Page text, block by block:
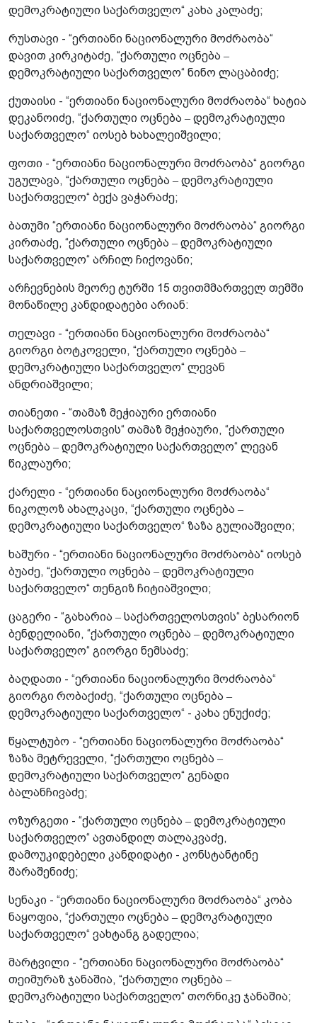
დემოკრატიული საქართველო“ კახა კალაძე;
რუსთავი - “ერთიანი ნაციონალური მოძრაობა“
დავით კირკიტაძე, “ქართული ოცნება ‒
დემოკრატიული საქართველო“ ნინო ლაცაბიძე;
ქუთაისი - “ერთიანი ნაციონალური მოძრაობა“ ხატია
დეკანოიძე, “ქართული ოცნება ‒ დემოკრატიული
საქართველო“ იოსებ ხახალეიშვილი;
ფოთი - “ერთიანი ნაციონალური მოძრაობა“ გიორგი
უგულავა, “ქართული ოცნება ‒ დემოკრატიული
საქართველო“ ბექა ვაჭარაძე;
ბათუმი “ერთიანი ნაციონალური მოძრაობა“ გიორგი
კირთაძე, “ქართული ოცნება ‒ დემოკრატიული
საქართველო“ არჩილ ჩიქოვანი;
არჩევნების მეორე ტურში 15 თვითმმართველ თემში
მონაწილე კანდიდატები არიან:
თელავი - “ერთიანი ნაციონალური მოძრაობა“
გიორგი ბოტკოველი, “ქართული ოცნება ‒
დემოკრატიული საქართველო“ ლევან
ანდრიაშვილი;
თიანეთი - “თამაზ მეჭიაური ერთიანი
საქართველოსთვის“ თამაზ მეჭიაური, “ქართული
ოცნება ‒ დემოკრატიული საქართველო“ ლევან
წიკლაური;
ქარელი - “ერთიანი ნაციონალური მოძრაობა“
ნიკოლოზ ახალკაცი, “ქართული ოცნება ‒
დემოკრატიული საქართველო“ ზაზა გულიაშვილი;
ხაშური - “ერთიანი ნაციონალური მოძრაობა“ იოსებ
ბუაძე, “ქართული ოცნება ‒ დემოკრატიული
საქართველო“ თენგიზ ჩიტიაშვილი;
ცაგერი - “გახარია ‒ საქართველოსთვის“ ბესარიონ
ბენდელიანი, “ქართული ოცნება ‒ დემოკრატიული
საქართველო“ გიორგი ნემსაძე;
ბაღდათი - “ერთიანი ნაციონალური მოძრაობა“
გიორგი რობაქიძე, “ქართული ოცნება ‒
დემოკრატიული საქართველო“ - კახა ენუქიძე;
წყალტუბო - “ერთიანი ნაციონალური მოძრაობა“
ზაზა მეტრეველი, “ქართული ოცნება ‒
დემოკრატიული საქართველო“ გენადი
ბალანჩივაძე;
ოზურგეთი - “ქართული ოცნება ‒ დემოკრატიული
საქართველო“ ავთანდილ თალაკვაძე,
დამოუკიდებელი კანდიდატი - კონსტანტინე
შარაშენიძე;
სენაკი - “ერთიანი ნაციონალური მოძრაობა“ კობა
ნაყოფია, “ქართული ოცნება ‒ დემოკრატიული
საქართველო“ ვახტანგ გადელია;
მარტვილი - “ერთიანი ნაციონალური მოძრაობა“
თეიმურაზ ჯანაშია, “ქართული ოცნება ‒
დემოკრატიული საქართველო“ თორნიკე ჯანაშია;